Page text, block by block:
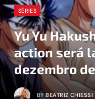
SÉRIES
Yu Yu
action será
dezembro
BY BEATRIZ CHIESSI